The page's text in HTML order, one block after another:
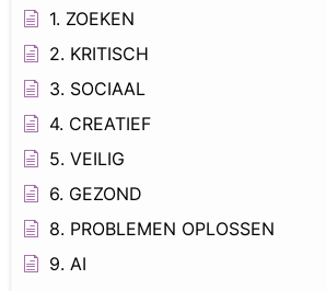
1. ZOEKEN
2. KRITISCH
3. SOCIAAL
4. CREATIEF
5. VEILIG
6. GEZOND
8. PROBLEMEN OPLOSSEN
9. AI